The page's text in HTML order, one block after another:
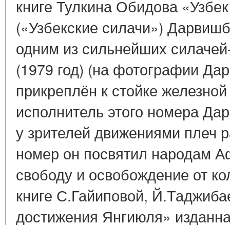
книге Тулкина Обидова
(«Узбекские силачи»)
одним из сильнейших
(1979 год) (на фотографии
прикреплён к стойке
исполнитель этого номера
у зрителей движениями плеч
номер он посвятил народам
свободу и освобождение от
книге С.Гайиповой,
достижения Янгиюля»